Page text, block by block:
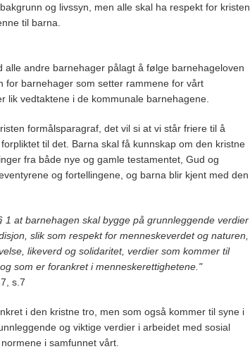
og livssyn, men alle skal ha respekt for kristen
til barna.
alle andre barnehager pålagt å følge barnehageloven
for barnehager som setter rammene for vårt
lik vedtaktene i de kommunale barnehagene.
formålsparagraf, det vil si at vi står friere til å
til det. Barna skal få kunnskap om den kristne
fra både nye og gamle testamentet, Gud og
og fortellingene, og barna blir kjent med den
1 at barnehagen skal bygge på grunnleggende verdier
slik som respekt for menneskeverdet og naturen,
likeverd og solidaritet, verdier som kommer til
som er forankret i menneskerettighetene."
s.7
i den kristne tro, men som også kommer til syne i
og viktige verdier i arbeidet med sosial
i samfunnet vårt.